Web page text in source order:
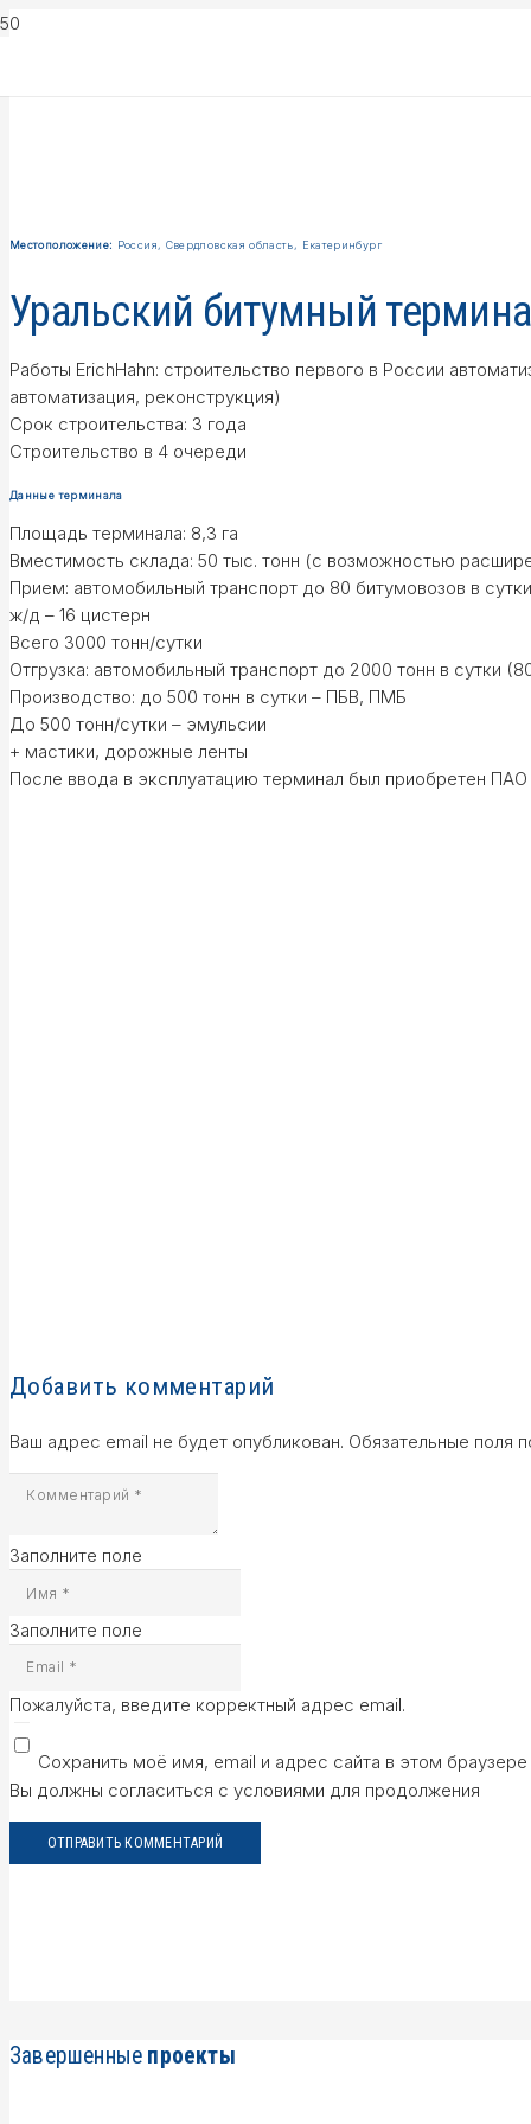
Местоположение: Россия, Свердловская область, Екатеринбург
Уральский битумный
Работы ErichHahn: строительство первого в России
автоматизация, реконструкция)
Срок строительства: 3 года
Строительство в 4 очереди
Данные терминала
Площадь терминала: 8,3 га
Вместимость склада: 50 тыс. тонн (с возможностью
Прием: автомобильный транспорт до 80 битумовозов в сутки
ж/д – 16 цистерн
Всего 3000 тонн/сутки
Отгрузка: автомобильный транспорт до 2000 тонн в сутки
Производство: до 500 тонн в сутки – ПБВ, ПМБ
До 500 тонн/сутки – эмульсии
+ мастики, дорожные ленты
После ввода в эксплуатацию терминал был приобретен
Добавить комментарий
Ваш адрес email не будет опубликован. Обязательные поля
Заполните поле
Заполните поле
Пожалуйста, введите корректный адрес email.
Сохранить моё имя, email и адрес сайта в этом
Вы должны согласиться с условиями для продолжения
ОТПРАВИТЬ КОММЕНТАРИЙ
Завершенные проекты